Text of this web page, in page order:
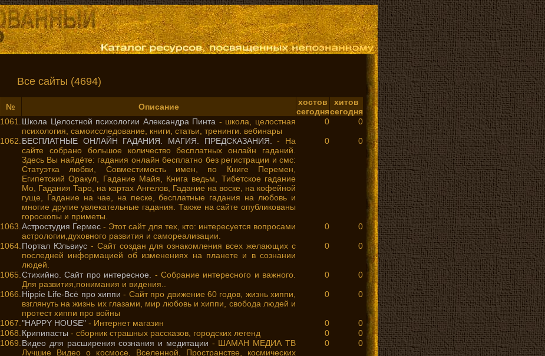
Все сайты (4694)
№ Описание
хостов
сегодня
хитов
сегодня
1061. Школа Целостной психологии Александра Пинта - школа, целостная
психология, самоисследование, книги, статьи, тренинги. вебинары
0 0
1062. БЕСПЛАТНЫЕ ОНЛАЙН ГАДАНИЯ. МАГИЯ. ПРЕДСКАЗАНИЯ.
- На
сайте собрано большое количество бесплатных онлайн гаданий.
Здесь Вы найдёте: гадания онлайн бесплатно без регистрации и смс:
Статуэтка любви, Совместимость имен, по Книге Перемен,
Египетский Оракул, Гадание Майя, Книга ведьм, Тибетское гадание
Мо, Гадания Таро, на картах Ангелов, Гадание на воске, на кофейной
гуще, Гадание на чае, на песке, бесплатные гадания на любовь и
многие другие увлекательные гадания. Также на сайте опубликованы
гороскопы и приметы.
0 0
1063. Астростудия Гермес - Этот сайт для тех, кто: интересуется вопросами
астрологии,духовного развития и самореализации.
0 0
1064. Портал Юльвиус- Сайт создан для ознакомления всех желающих с
последней информацией об изменениях на планете и в сознании
людей.
0 0
1065. Стихийно. Сайт про интересное.
- Собрание интересного и важного.
Для развития,понимания и видения..
0 0
1066. Hippie Life-Всё про хиппи - Сайт про движение 60 годов, жизнь хиппи,
взглянуть на жизнь их глазами, мир любовь и хиппи, свобода людей и
протест хиппи про войны
0 0
1067. "HAPPY HOUSE" - Интернет магазин 0
0
1068. Крипипасты - сборник страшных рассказов, городских легенд 0
0
1069. Видео для расширения сознания и медитации - ШАМАН МЕДИА ТВ
Лучшие Видео о космосе, Вселенной, Пространстве, космических
0 0